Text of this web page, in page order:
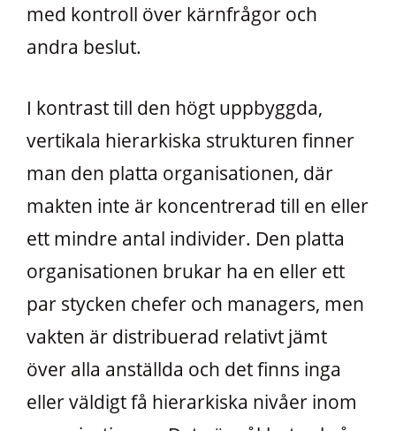
med kontroll över kärnfrågor och
andra beslut.
I kontrast till den högt uppbyggda,
vertikala hierarkiska strukturen finner
man den platta organisationen, där
makten inte är koncentrerad till en eller
ett mindre antal individer. Den platta
organisationen brukar ha en eller ett
par stycken chefer och managers, men
vakten är distribuerad relativt jämt
över alla anställda och det finns inga
eller väldigt få hierarkiska nivåer inom